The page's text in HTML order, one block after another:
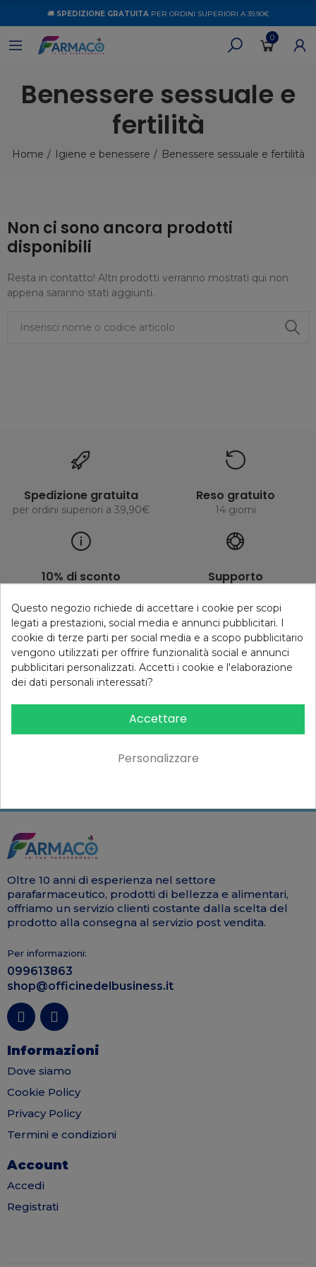
🚚 SPEDIZIONE GRATUITAPER ORDINI SUPERIORI A 39.90€
0
Benessere sessuale e
fertilità
Home Igiene e benessere Benessere sessuale e fertilità
Non ci sono ancora prodotti
disponibili
Resta in contatto! Altri prodotti verranno mostrati qui non
appena saranno stati aggiunti.
Spedizione gratuita
per ordini superiori a 39,90€
Reso gratuito
14 giorni
10% di sconto Supporto
Iscriviti alla newsletter
e riceverai il10% di sconto
*solo per ordini superiori a €90
Oltre 10 anni di esperienza nel settore
parafarmaceutico, prodotti di bellezza e alimentari,
offriamo un servizio clienti costante dalla scelta del
prodotto alla consegna al servizio post vendita.
Per informazioni:
099613863
shop@officinedelbusiness.it
Informazioni
Dove siamo
Cookie Policy
Privacy Policy
Termini e condizioni
Account
Accedi
Registrati
Questo negozio richiede di accettare i cookie per scopi
legati a prestazioni, social media e annunci pubblicitari. I
cookie di terze parti per social media e a scopo pubblicitario
vengono utilizzati per offrire funzionalità social e annunci
pubblicitari personalizzati. Accetti i cookie e l'elaborazione
dei dati personali interessati?
Accettare
Personalizzare